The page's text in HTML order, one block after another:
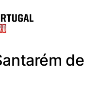
de